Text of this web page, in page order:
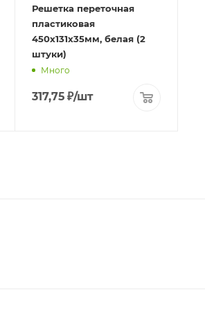
Решетка переточная
пластиковая
450х131х35мм, белая (2
штуки)
Много
317,75 ₽/шт